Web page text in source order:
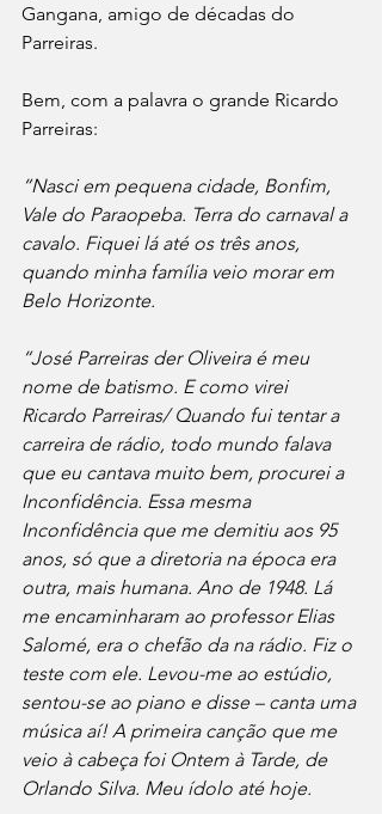
Gangana, amigo de décadas do
Parreiras.
Bem, com a palavra o grande Ricardo
Parreiras:
“Nasci em pequena cidade, Bonfim,
Vale do Paraopeba. Terra do carnaval a
cavalo. Fiquei lá até os três anos,
quando minha família veio morar em
Belo Horizonte.
“José Parreiras der Oliveira é meu
nome de batismo. E como virei
Ricardo Parreiras/ Quando fui tentar a
carreira de rádio, todo mundo falava
que eu cantava muito bem, procurei a
Inconfidência. Essa mesma
Inconfidência que me demitiu aos 95
anos, só que a diretoria na época era
outra, mais humana. Ano de 1948. Lá
me encaminharam ao professor Elias
Salomé, era o chefão da na rádio. Fiz o
teste com ele. Levou-me ao estúdio,
sentou-se ao piano e disse – canta uma
música aí! A primeira canção que me
veio à cabeça foi Ontem à Tarde, de
Orlando Silva. Meu ídolo até hoje.